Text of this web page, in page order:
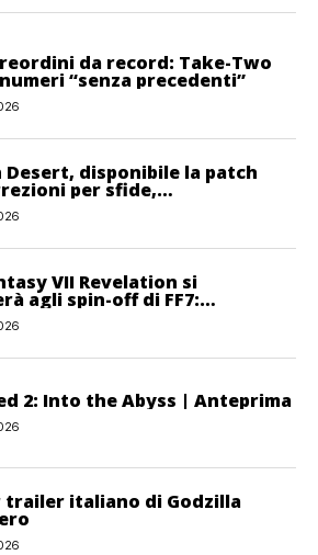
da record: Take-Two
“senza precedenti”
Desert, disponibile la patch
per sfide,
e interfaccia
VII Revelation si
agli spin-off di FF7:
non si pone limiti
2: Into the Abyss | Anteprima
trailer italiano di Godzilla